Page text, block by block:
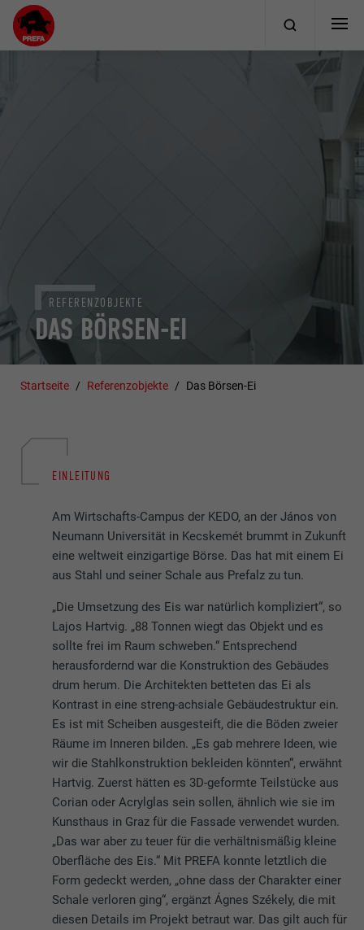
DAS BÖRSEN-EI
REFERENZOBJEKTE
Startseite Referenzobjekte Das Börsen-Ei
EINLEITUNG
Am Wirtschafts-Campus der KEDO, an der János von
Neumann Universität in Kecskemét brummt in Zukunft
eine weltweit einzigartige Börse. Das hat mit einem Ei
aus Stahl und seiner Schale aus Prefalz zu tun.
„Die Umsetzung des Eis war natürlich kompliziert“, so
Lajos Hartvig. „88 Tonnen wiegt das Objekt und es
sollte frei im Raum schweben.“ Entsprechend
herausfordernd war die Konstruktion des Gebäudes
drum herum. Die Architekten betteten das Ei als
Kontrast in eine streng-achsiale Gebäudestruktur ein.
Es ist mit Scheiben ausgesteift, die die Böden zweier
Räume im Inneren bilden. „Es gab mehrere Ideen, wie
wir die Stahlkonstruktion bekleiden könnten“, erwähnt
Hartvig. Zuerst hätten es 3D-geformte Teilstücke aus
Corian oder Acrylglas sein sollen, ähnlich wie sie im
Kunsthaus in Graz für die Fassade verwendet wurden.
„Das war aber zu teuer für die verhältnismäßig kleine
Oberfläche des Eis.“ Mit PREFA konnte letztlich die
Form gedeckt werden, „ohne dass der Charakter einer
Schale verloren ging“, ergänzt Ágnes Székely, die mit
diesen Details im Projekt betraut war. Das gilt auch für